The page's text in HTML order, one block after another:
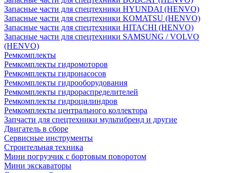
Запасные части для спецтехники HYUNDAI (HENVO)
Запасные части для спецтехники KOMATSU (HENVO)
Запасные части для спецтехники HITACHI (HENVO)
Запасные части для спецтехники SAMSUNG / VOLVO
(HENVO)
Ремкомплекты
Ремкомплекты гидромоторов
Ремкомплекты гидронасосов
Ремкомплекты гидрооборудования
Ремкомплекты гидрораспределителей
Ремкомплекты гидроцилиндров
Ремкомплекты центрального коллектора
Запчасти для спецтехники мультибренд и другие
Двигатель в сборе
Сервисные инструменты
Строительная техника
Мини погрузчик с бортовым поворотом
Мини экскаваторы